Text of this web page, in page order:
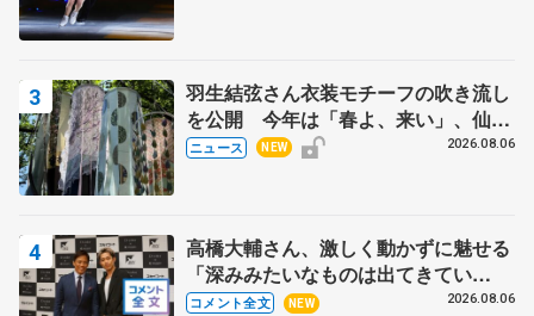
羽生結弦さん衣装モチーフの吹き流し
を公開 今年は「春よ、来い」、仙台
の瑞鳳殿
ニュース NEW 2026.08.06
高橋大輔さん、激しく動かずに魅せる
「深みみたいなものは出てきてい
る？」 〝兄さん〟と慕うレジェンド
コメント全文 NEW 2026.08.06